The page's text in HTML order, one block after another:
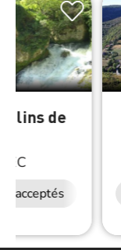
de
acceptés